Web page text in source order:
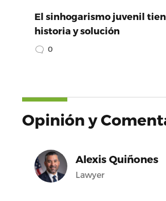
El sinhogarismo juvenil
historia y solución
0
Opinión y
Alexis Quiñones
Lawyer